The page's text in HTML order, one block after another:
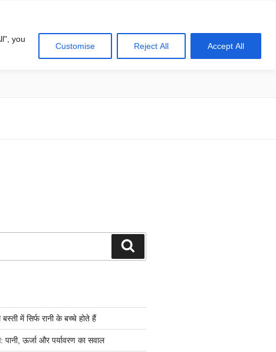
you
Customise Reject All Accept All
में सिर्फ रानी के बच्चे होते हैं
पानी, ऊर्जा और पर्यावरण का सवाल